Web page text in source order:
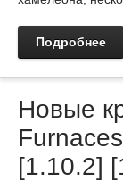
Подробнее
Новые
[1.10.2]